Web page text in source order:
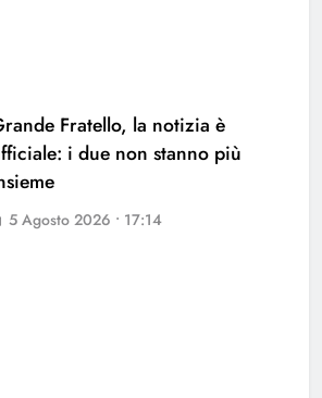
Fratello, la notizia è
i due non stanno più
5 Agosto 2026 • 17:14